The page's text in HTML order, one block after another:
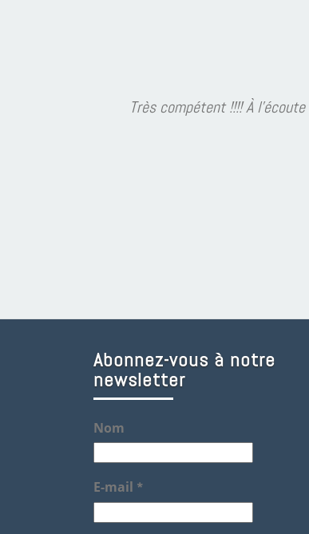
Très compétent !!!! À l'écoute !!!! Toujours en
Abonnez-vous à notre
newsletter
Nom
E-mail *